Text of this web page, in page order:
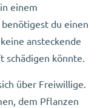
einem
du einen
ansteckende
schädigen könnte.
über Freiwillige.
dem Pflanzen